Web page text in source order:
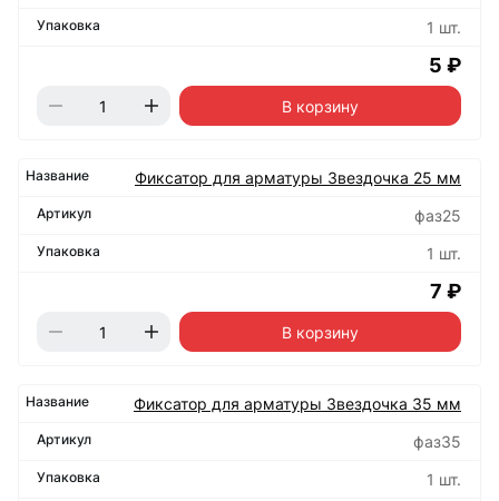
1 шт.
5 ₽
В корзину
Фиксатор для арматуры Звездочка 25 мм
фаз25
1 шт.
7 ₽
В корзину
Фиксатор для арматуры Звездочка 35 мм
фаз35
1 шт.